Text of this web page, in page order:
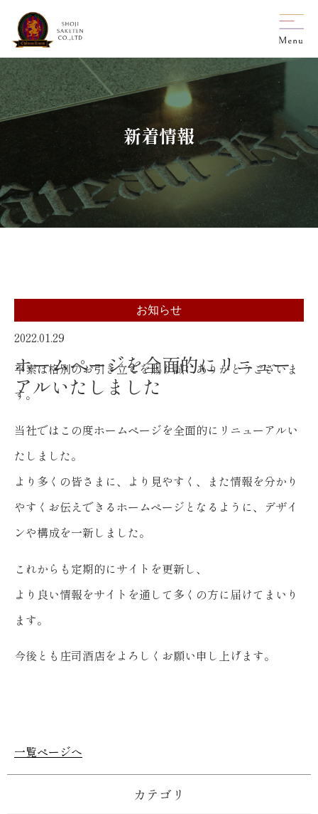
新着情報
お知らせ
2022.01.29
ホームページを全面的にリニュー
アルいたしました
平素は格別のお引き立てを賜り誠にありがとうございま
す。
当社ではこの度ホームページを全面的にリニューアルい
たしました。
より多くの皆さまに、より見やすく、また情報を分かり
やすくお伝えできるホームページとなるように、デザイ
ンや構成を一新しました。
これからも定期的にサイトを更新し、
より良い情報をサイトを通して多くの方に届けてまいり
ます。
今後とも庄司酒店をよろしくお願い申し上げます。
一覧ページへ
カテゴリ